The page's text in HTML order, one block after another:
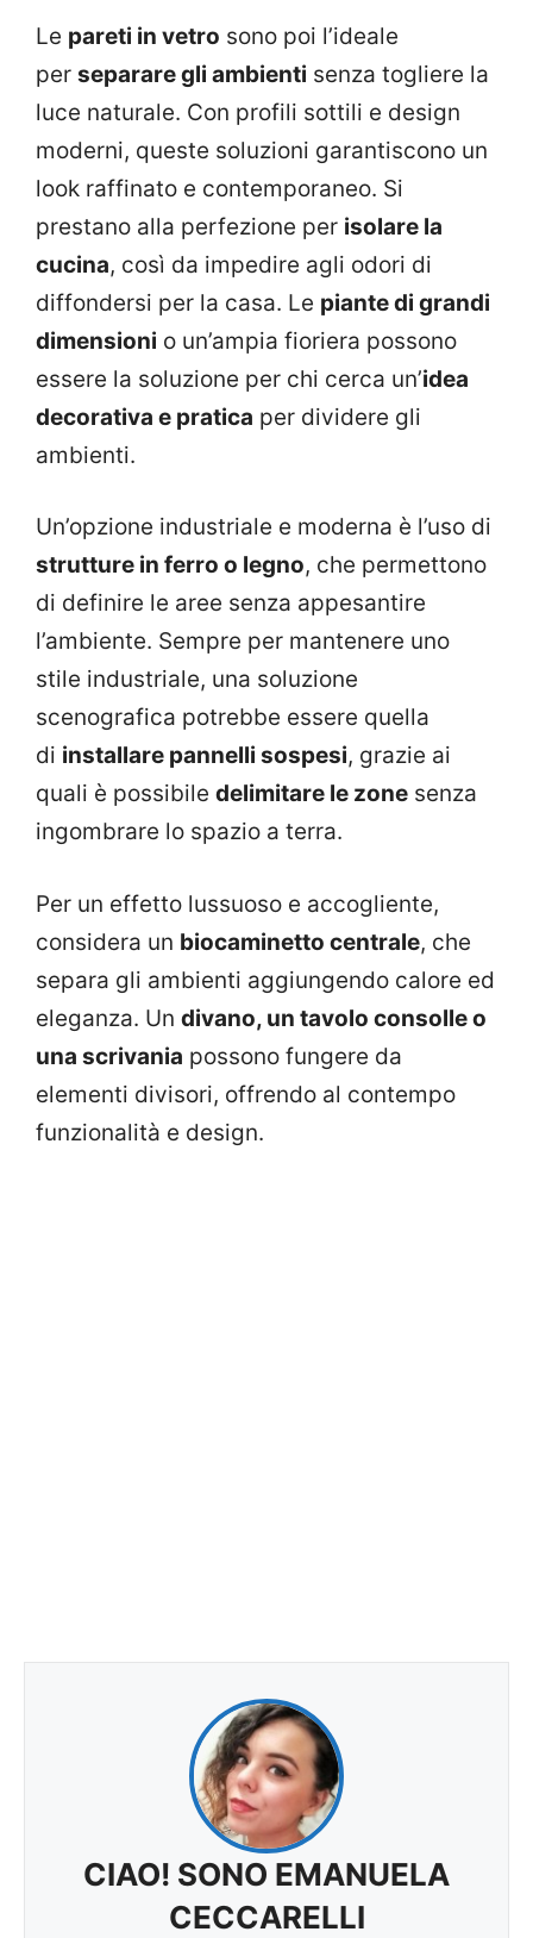
Le pareti in vetro sono poi l’ideale
per separare gli ambienti senza togliere la
luce naturale. Con profili sottili e design
moderni, queste soluzioni garantiscono un
look raffinato e contemporaneo. Si
prestano alla perfezione per isolare la
cucina, così da impedire agli odori di
diffondersi per la casa. Le piante di grandi
dimensioni o un’ampia fioriera possono
essere la soluzione per chi cerca un’idea
decorativa e pratica per dividere gli
ambienti.
Un’opzione industriale e moderna è l’uso di
strutture in ferro o legno, che permettono
di definire le aree senza appesantire
l’ambiente. Sempre per mantenere uno
stile industriale, una soluzione
scenografica potrebbe essere quella
di installare pannelli sospesi, grazie ai
quali è possibile delimitare le zone senza
ingombrare lo spazio a terra.
Per un effetto lussuoso e accogliente,
considera un biocaminetto centrale, che
separa gli ambienti aggiungendo calore ed
eleganza. Un divano, un tavolo consolle o
una scrivania possono fungere da
elementi divisori, offrendo al contempo
funzionalità e design.
CIAO! SONO EMANUELA
CECCARELLI